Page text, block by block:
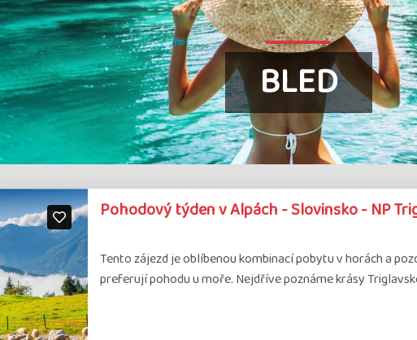
BLED
Pohodový týden v Alpách - Slovinsko - NP
Tento zájezd je oblíbenou kombinací pobytu v horách a
preferují pohodu u moře. Nejdříve poznáme krásy